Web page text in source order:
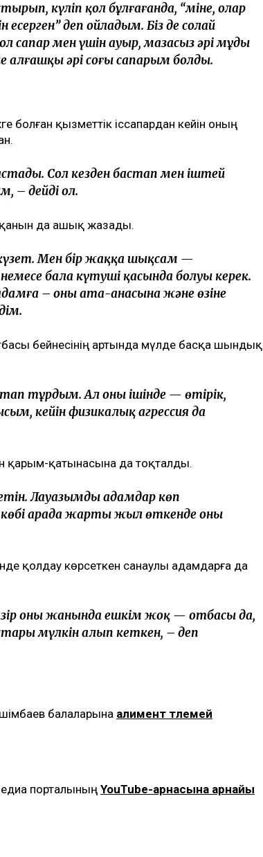
күліп қол бұлғағанда, “міне, олар
деп ойладым. Біз де солай
сапар мен үшін ауыр, мазасыз әрі мұңды
алғашқы әрі соңғы сапарым болды.
қызметтік іссапардан кейін оның
Сол кезден бастап мен іштей
– дейді ол.
да ашық жазады.
Мен бір жаққа шықсам —
бала күтуші қасында болуы керек.
– оның ата-анасына және өзіне
бейнесінің артында мүлде басқа шындық
тұрдым. Ал оның ішінде — өтірік,
кейін физикалық агрессия да
қарым-қатынасына да тоқталды.
Лауазымды адамдар көп
көбі арада жарты жыл өткенде оны
қолдау көрсеткен санаулы адамдарға да
оның жанында ешкім жоқ — отбасы да,
мүлкін алып кеткен, – деп
балаларына алимент төлемей
порталының YouTube-арнасына арнайы